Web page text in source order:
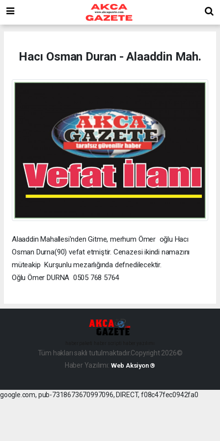
Hacı Osman Duran - Alaaddin Mah.
Alaaddin Mahallesi'nden Gitme, merhum Ömer oğlu Hacı
Osman Durna(90) vefat etmiştir. Cenazesi ikindi namazını
müteakip Kurşunlu mezarlığında defnedilecektir.
Oğlu Ömer DURNA 0505 768 5764
Tüm hakları saklı tutulmaktadır.Copyright 2026©
Haber Yazılımı: Web Aksiyon ®
google.com, pub-7318673670997096, DIRECT, f08c47fec0942fa0